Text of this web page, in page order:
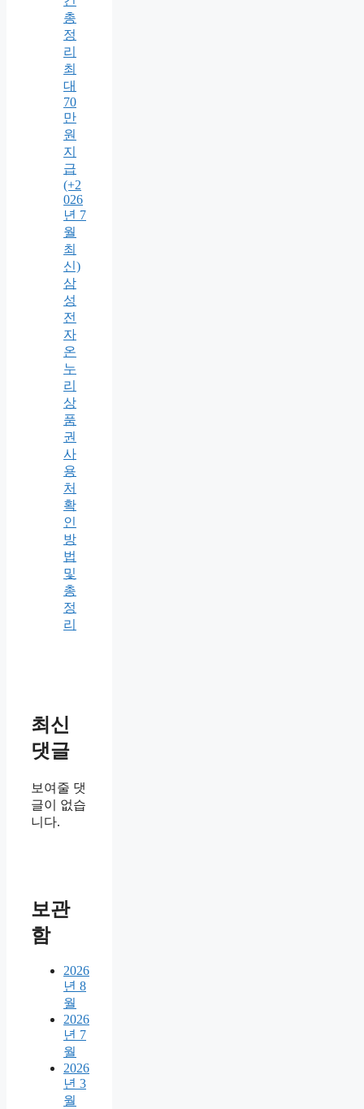
총
정
리
최
대
70
만
원
지
급
(+2
026
년 7
월
최
신)
삼
성
전
자
온
누
리
상
품
권
사
용
처
확
인
방
법
및
총
정
리
최신
댓글
보여줄 댓
글이 없습
니다.
보관
함
2026
년 8
월
2026
년 7
월
2026
년 3
월